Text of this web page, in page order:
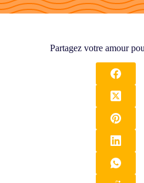
Partagez votre amour